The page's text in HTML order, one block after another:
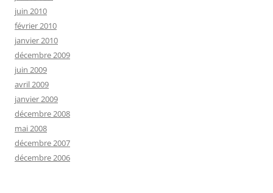
juin 2010
février 2010
janvier 2010
décembre 2009
juin 2009
avril 2009
janvier 2009
décembre 2008
mai 2008
décembre 2007
décembre 2006